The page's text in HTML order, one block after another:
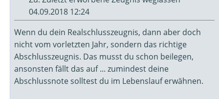
04.09.2018 12:24
Wenn du dein Realschlusszeugnis, dann aber doch
nicht vom vorletzten Jahr, sondern das richtige
Abschlusszeugnis. Das musst du schon beilegen,
ansonsten fällt das auf ... zumindest deine
Abschlussnote solltest du im Lebenslauf erwähnen.